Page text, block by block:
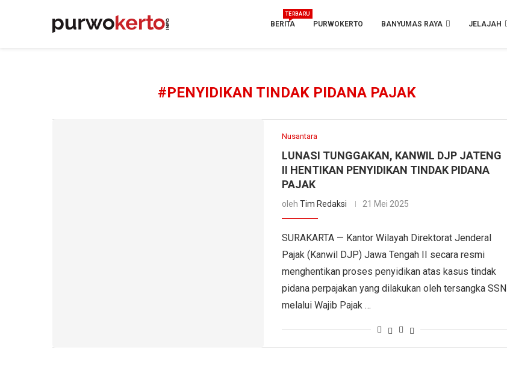
BERITA
TERBARU
PURWOKERTO BANYUMAS RAYA JELAJAH
#PENYIDIKAN TINDAK PIDANA PAJAK
Nusantara
LUNASI TUNGGAKAN, KANWIL DJP JATENG
II HENTIKAN PENYIDIKAN TINDAK PIDANA
PAJAK
olehTim Redaksi 21 Mei 2025
SURAKARTA — Kantor Wilayah Direktorat Jenderal
Pajak (Kanwil DJP) Jawa Tengah II secara resmi
menghentikan proses penyidikan atas kasus tindak
pidana perpajakan yang dilakukan oleh tersangka SSN
melalui Wajib Pajak …